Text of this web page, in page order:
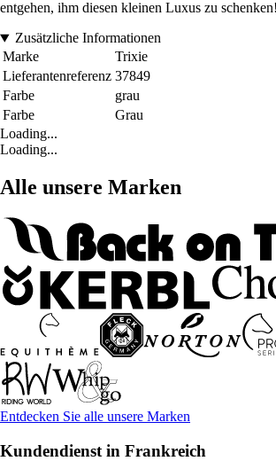
entgehen, ihm diesen kleinen Luxus zu schenken!
Zusätzliche Informationen
Marke
Trixie
Lieferantenreferenz 37849
Farbe
grau
Farbe
Grau
Loading...
Loading...
Alle unsere Marken
Entdecken Sie alle unsere Marken
Kundendienst in Frankreich